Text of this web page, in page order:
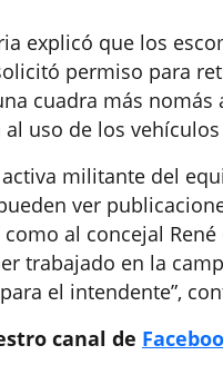
explicó que los
permiso para
cuadra más
uso de los
militante del
ver
al concejal
trabajado en la
el intendente”,
canal de